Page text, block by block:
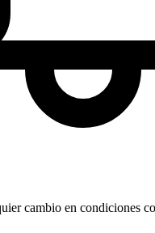
cambio en condiciones